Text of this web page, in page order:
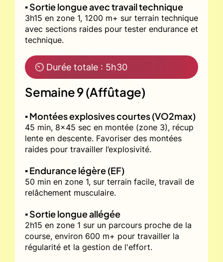
▪️ Sortie longue avec travail technique
3h15 en zone 1, 1200 m+ sur terrain technique
avec sections raides pour tester endurance et
technique.
⏲ Durée totale : 5h30
Semaine 9 (Affûtage)
▪️ Montées explosives courtes (VO2max)
45 min, 8x45 sec en montée (zone 3), récup
lente en descente. Favoriser des montées
raides pour travailler l’explosivité.
▪️ Endurance légère (EF)
50 min en zone 1, sur terrain facile, travail de
relâchement musculaire.
▪️ Sortie longue allégée
2h15 en zone 1 sur un parcours proche de la
course, environ 600 m+ pour travailler la
régularité et la gestion de l'effort.